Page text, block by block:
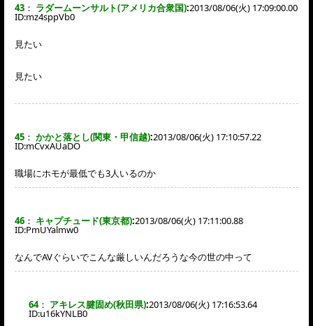
43 ： ラダームーンサルト(アメリカ合衆国):2013/08/06(火) 17:09:00.00
ID:mz4sppVb0
見たい
見たい
45 ： かかと落とし(関東・甲信越):2013/08/06(火) 17:10:57.22
ID:mCvxAUaDO
職場にホモが最低でも3人いるのか
46 ： キャプチュード(東京都):2013/08/06(火) 17:11:00.88
ID:PmUYalmw0
なんでAVぐらいでこんな厳しいんだろうな今の世の中って
64： アキレス腱固め(秋田県):2013/08/06(火) 17:16:53.64
ID:u16kYNLB0